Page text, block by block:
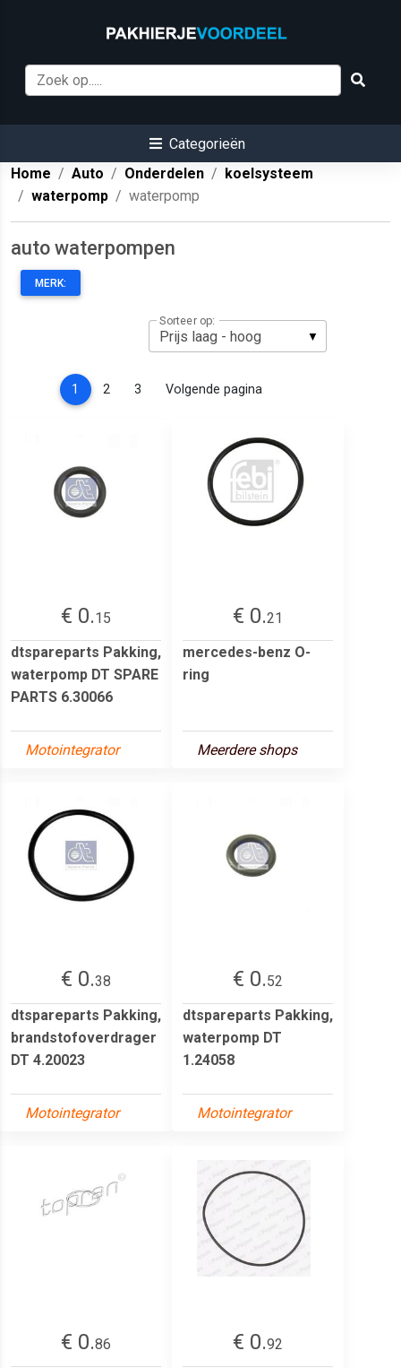
Categorieën
Home
Auto Onderdelen
koelsysteem
waterpomp
waterpomp
auto waterpompen
MERK:
Sorteer op:
1 (current)
2 3 Volgende pagina
€ 0.15
dtspareparts Pakking,
waterpomp DT SPARE
PARTS 6.30066
Motointegrator
€ 0.21
mercedes-benz O-
ring
Meerdere shops
€ 0.38
dtspareparts Pakking,
brandstofoverdrager
DT 4.20023
Motointegrator
€ 0.52
dtspareparts Pakking,
waterpomp DT
1.24058
Motointegrator
€ 0.86
€ 0.92